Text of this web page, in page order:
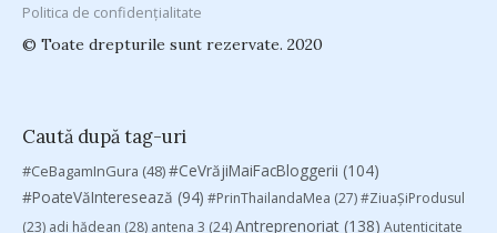
Politica de confidențialitate
© Toate drepturile sunt rezervate. 2020
Caută după tag-uri
#CeBagamInGura (48)#CeVrăjiMaiFacBloggerii (104)
#PoateVăInteresează (94) #PrinThailandaMea (27)#ZiuaȘiProdusul
(23) adi hădean (28) antena 3 (24)Antreprenoriat (138) Autenticitate